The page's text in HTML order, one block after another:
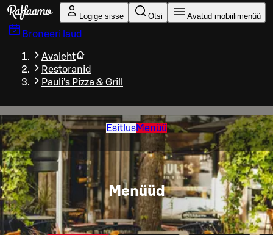
Liigu peamise sisu juurde
Logige sisse Otsi Avatud mobiilimenüü
Broneeri laud
Avaleht
Restoranid
Pauli's Pizza & Grill
EsitlusMenüü
Menüüd